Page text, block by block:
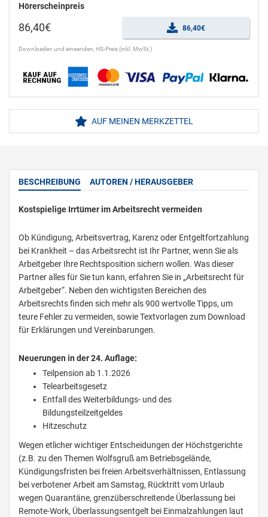
Hörerscheinpreis
86,40€ 86,40€
Downloaden und einsenden, HS-Preis (inkl. MwSt.)
AUF MEINEN MERKZETTEL
BESCHREIBUNG AUTOREN / HERAUSGEBER
Kostspielige Irrtümer im Arbeitsrecht vermeiden
Ob Kündigung, Arbeitsvertrag, Karenz oder Entgeltfortzahlung
bei Krankheit – das Arbeitsrecht ist Ihr Partner, wenn Sie als
Arbeitgeber Ihre Rechtsposition sichern wollen. Was dieser
Partner alles für Sie tun kann, erfahren Sie in „Arbeitsrecht für
Arbeitgeber“. Neben den wichtigsten Bereichen des
Arbeitsrechts finden sich mehr als 900 wertvolle Tipps, um
teure Fehler zu vermeiden, sowie Textvorlagen zum Download
für Erklärungen und Vereinbarungen.
Neuerungen in der 24. Auflage:
Teilpension ab 1.1.2026
Telearbeitsgesetz
Entfall des Weiterbildungs- und des
Bildungsteilzeitgeldes
Hitzeschutz
Wegen etlicher wichtiger Entscheidungen der Höchstgerichte
(z.B. zu den Themen Wolfsgruß am Betriebsgelände,
Kündigungsfristen bei freien Arbeitsverhältnissen, Entlassung
bei verbotener Arbeit am Samstag, Rücktritt vom Urlaub
wegen Quarantäne, grenzüberschreitende Überlassung bei
Remote-Work, Überlassungsentgelt bei Einmalzahlungen laut